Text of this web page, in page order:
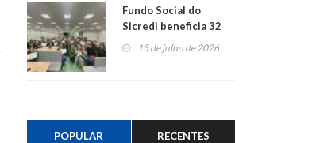
Fundo Social do
Sicredi beneficia 32
projetos em
15 de julho de 2026
POPULAR RECENTES